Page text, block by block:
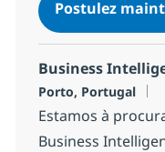
Postulez
Business
Localisation
Porto, Portugal
Estamos à
Business